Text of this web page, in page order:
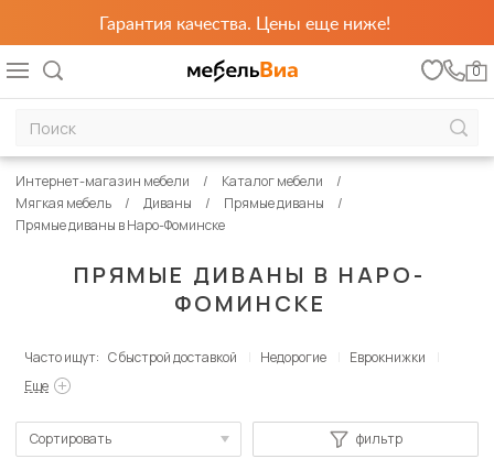
Гарантия качества. Цены еще ниже!
0
ПРЯМЫЕ ДИВАНЫ В НАРО-
ФОМИНСКЕ
Интернет-магазин мебели
Каталог мебели
Мягкая мебель
Диваны
Прямые диваны
Прямые диваны в Наро-Фоминске
Часто ищут: С быстрой доставкой Недорогие
Еврокнижки
Еще
Сортировать
фильтр